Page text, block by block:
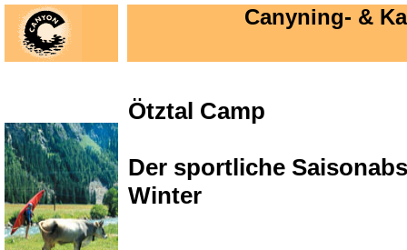
Canyning- &
Ötztal Camp
Der sportliche
Winter